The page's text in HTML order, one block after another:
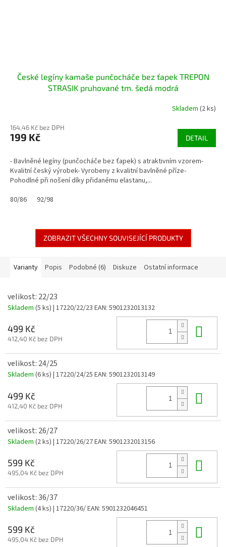
České legíny kamaše punčocháče bez ťapek TREPON
STRASIK pruhované tm. šedá modrá
Skladem (2 ks)
164,46 Kč bez DPH
199 Kč DETAIL
- Bavlněné legíny (punčocháče bez ťapek) s atraktivním vzorem-
Kvalitní český výrobek- Vyrobeny z kvalitní bavlněné příze-
Pohodlné při nošení díky přidanému elastanu,...
80/86
92/98
ZOBRAZIT VŠECHNY SOUVISEJÍCÍ PRODUKTY
Varianty Popis Podobné (6) Diskuze Ostatní informace
velikost: 22/23
Skladem (5 ks) | 17220/22/23 EAN: 5901232013132
499 Kč
412,40 Kč bez DPH
velikost: 24/25
Skladem (6 ks) | 17220/24/25 EAN: 5901232013149
499 Kč
412,40 Kč bez DPH
velikost: 26/27
Skladem (2 ks) | 17220/26/27EAN: 5901232013156
599 Kč
495,04 Kč bez DPH
velikost: 36/37
Skladem (4 ks) | 17220/36/EAN: 5901232046451
599 Kč
495,04 Kč bez DPH